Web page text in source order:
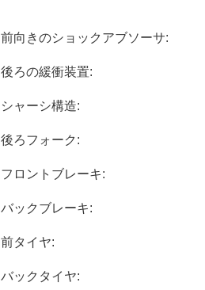
前向きのショックアブソーサ:
後ろの緩衝装置:
シャーシ構造:
後ろフォーク:
フロントブレーキ:
バックブレーキ:
前タイヤ:
バックタイヤ: